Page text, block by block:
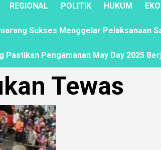
REGIONAL POLITIK HUKUM
Sukses Menggelar Pelaksanaan
Pastikan Pengamanan May Day 2025
Tewas